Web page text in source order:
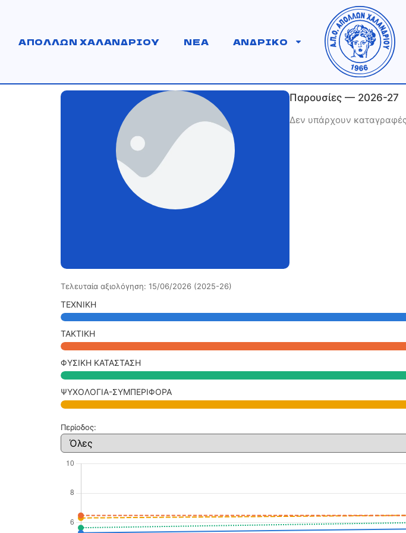
ΑΠΟΛΛΩΝ ΧΑΛΑΝΔΡΙΟΥ ΝΕΑ ΑΝΔΡΙΚΟ
Παρουσίες — 2026-27
Δεν υπάρχουν
Τελευταία αξιολόγηση: 15/06/2026 (2025-26)
ΤΕΧΝΙΚΗ
ΤΑΚΤΙΚΗ
ΦΥΣΙΚΗ ΚΑΤΑΣΤΑΣΗ
ΨΥΧΟΛΟΓΙΑ-ΣΥΜΠΕΡΙΦΟΡΑ
Περίοδος: